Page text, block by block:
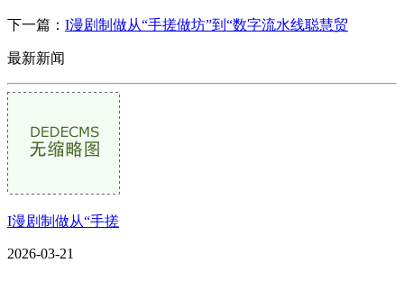
下一篇： I漫剧制做从“手搓做坊”到“数字流水线聪慧贸
最新新闻
I漫剧制做从“手搓
2026-03-21